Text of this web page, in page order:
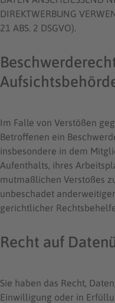
DIREKTWERBUNG
21 ABS. 2 DSGVO).
Im Falle von Verstößen
Betroffenen ein
insbesondere in dem
Aufenthalts, ihres
mutmaßlichen Verstoßes
unbeschadet
gerichtlicher
Recht auf
Sie haben das Recht,
Einwilligung oder in